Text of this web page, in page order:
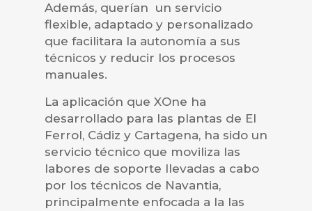
Además, querían un servicio
flexible, adaptado y personalizado
que facilitara la autonomía a sus
técnicos y reducir los procesos
manuales.
La aplicación que XOne ha
desarrollado para las plantas de El
Ferrol, Cádiz y Cartagena, ha sido un
servicio técnico que moviliza las
labores de soporte llevadas a cabo
por los técnicos de Navantia,
principalmente enfocada a la las